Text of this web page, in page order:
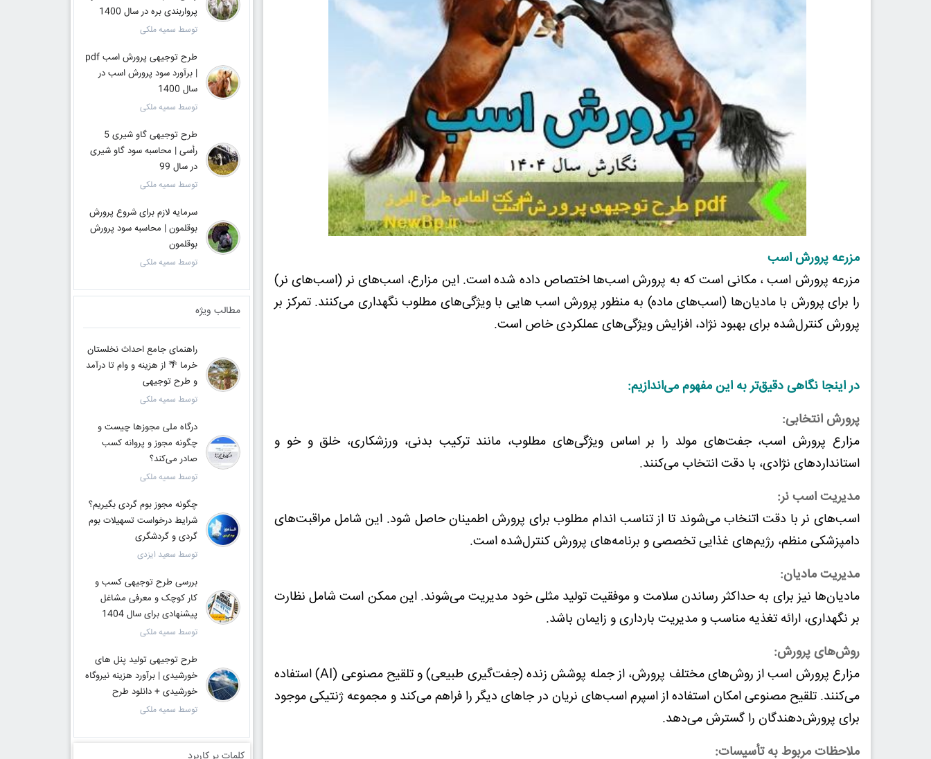
مزرعه پرورش اسب
مزرعه پرورش اسب ، مکانی است که به پرورش اسب‌ها اختصاص داده شده است. این مزارع، اسب‌های نر (اسب‌های نر)
را برای پرورش با مادیان‌ها (اسب‌های ماده) به منظور پرورش اسب هایی با ویژگی‌های مطلوب نگهداری می‌کنند. تمرکز بر
پرورش کنترل‌شده برای بهبود نژاد، افزایش ویژگی‌های عملکردی خاص است.
در اینجا نگاهی دقیق‌تر به این مفهوم می‌اندازیم:
پرورش انتخابی:
مزارع پرورش اسب، جفت‌های مولد را بر اساس ویژگی‌های مطلوب، مانند ترکیب بدنی، ورزشکاری، خلق و خو و
استانداردهای نژادی، با دقت انتخاب می‌کنند.
مدیریت اسب نر:
اسب‌های نر با دقت اتنخاب می‌شوند تا از تناسب اندام مطلوب برای پرورش اطمینان حاصل شود. این شامل مراقبت‌های
دامپزشکی منظم، رژیم‌های غذایی تخصصی و برنامه‌های پرورش کنترل‌شده است.
مدیریت مادیان:
مادیان‌ها نیز برای به حداکثر رساندن سلامت و موفقیت تولید مثلی خود مدیریت می‌شوند. این ممکن است شامل نظارت
بر نگهداری، ارائه تغذیه مناسب و مدیریت بارداری و زایمان باشد.
روش‌های پرورش:
مزارع پرورش اسب از روش‌های مختلف پرورش، از جمله پوشش زنده (جفت‌گیری طبیعی) و تلقیح مصنوعی (AI) استفاده
می‌کنند. تلقیح مصنوعی امکان استفاده از اسپرم اسب‌های نریان در جاهای دیگر را فراهم می‌کند و مجموعه ژنتیکی موجود
برای پرورش‌دهندگان را گسترش می‌دهد.
ملاحظات مربوط به تأسیسات:
پرواربندی بره در سال 1400
توسط سمیه ملکی
طرح توجیهی پرورش اسب pdf
| برآورد سود پرورش اسب در
سال 1400
توسط سمیه ملکی
طرح توجیهی گاو شیری 5
رأسی | محاسبه سود گاو شیری
در سال 99
توسط سمیه ملکی
سرمایه لازم برای شروع پرورش
بوقلمون | محاسبه سود پرورش
بوقلمون
توسط سمیه ملکی
مطالب ویژه
راهنمای جامع احداث نخلستان
خرما 🌴 از هزینه و وام تا درآمد
و طرح توجیهی
توسط سمیه ملکی
درگاه ملی مجوزها چیست و
چگونه مجوز و پروانه کسب
صادر می‌کند؟
توسط سمیه ملکی
چگونه مجوز بوم گردی بگیریم؟
شرایط درخواست تسهیلات بوم
گردی و گردشگری
توسط سعید ایزدی
بررسی طرح توجیهی کسب و
کار کوچک و معرفی مشاغل
پیشنهادی برای سال 1404
توسط سمیه ملکی
طرح توجیهی تولید پنل های
خورشیدی | برآورد هزینه نیروگاه
خورشیدی + دانلود طرح
توسط سمیه ملکی